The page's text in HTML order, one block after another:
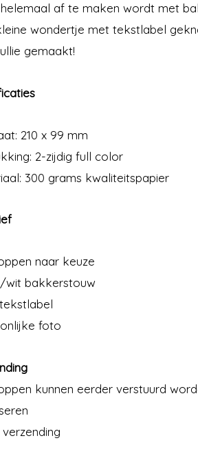
af te maken wordt met
wondertje met tekstlabel
gemaakt!
210 x 99 mm
2-zijdig full color
300 grams kwaliteitspapier
naar keuze
wit bakkerstouw
foto
kunnen eerder verstuurd
verzending